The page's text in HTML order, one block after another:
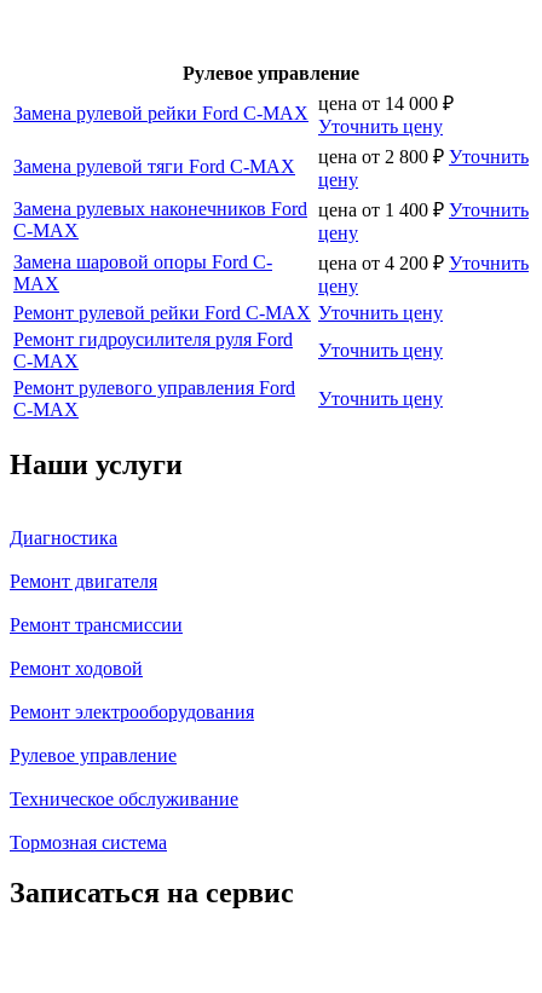
Рулевое управление
Замена рулевой рейки Ford C-MAX цена от 14 000 ₽
Уточнить цену
Замена рулевой тяги Ford C-MAX
цена от 2 800 ₽ Уточнить
цену
Замена рулевых наконечников Ford
C-MAX
цена от 1 400 ₽ Уточнить
цену
Замена шаровой опоры Ford C-
MAX
цена от 4 200 ₽ Уточнить
цену
Ремонт рулевой рейки Ford C-MAX Уточнить цену
Ремонт гидроусилителя руля Ford
C-MAX
Уточнить цену
Ремонт рулевого управления Ford
C-MAX
Уточнить цену
Наши услуги
Диагностика
Ремонт двигателя
Ремонт трансмиссии
Ремонт ходовой
Ремонт электрооборудования
Рулевое управление
Техническое обслуживание
Тормозная система
Записаться на сервис